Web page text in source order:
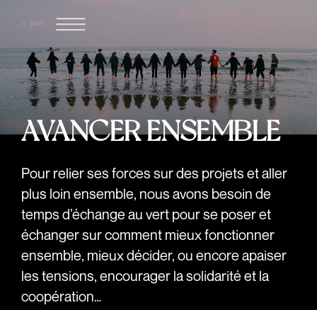
AVANCER ENSEMBLE
Pour relier ses forces sur des projets et aller
plus loin ensemble, nous avons besoin de
temps d’échange au vert pour se poser et
échanger sur comment mieux fonctionner
ensemble, mieux décider, ou encore apaiser
les tensions, encourager la solidarité et la
coopération…